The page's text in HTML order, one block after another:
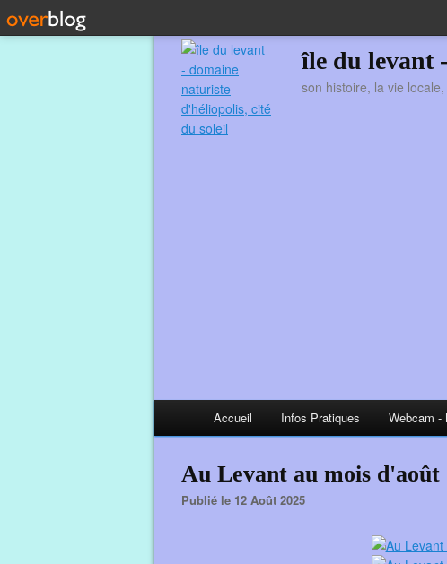
île du levant
son histoire, la vie
Accueil Infos Pratiques Webcam -
Au Levant au mois d'août
Publié le 12 Août 2025